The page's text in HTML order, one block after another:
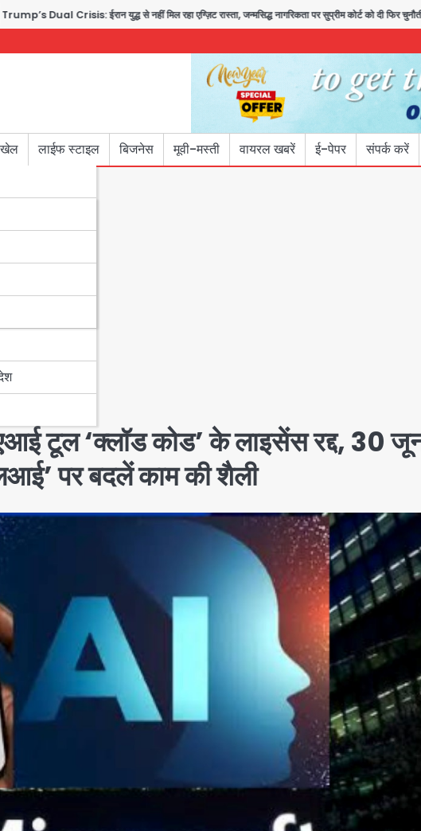
Dual Crisis: ईरान युद्ध से नहीं मिल रहा एग्ज़िट रास्ता, जन्मसिद्ध नागरिकता पर सुप्रीम कोर्ट को दी फिर चुनौती
खेल लाईफ स्टाइल बिजनेस मूवी-मस्ती वायरल खबरें ई-पेपर संपर्क करें
टूल ‘क्लॉड कोड’ के लाइसेंस रद्द, 30
पर बदलें काम की शैली